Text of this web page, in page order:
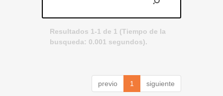
Resultados 1-1 de 1 (Tiempo de la
busqueda: 0.001 segundos).
previo 1 siguiente